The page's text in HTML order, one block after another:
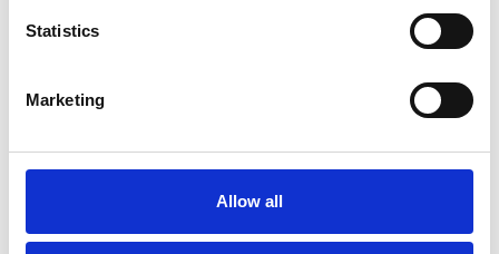
Statistics
Marketing
Allow all